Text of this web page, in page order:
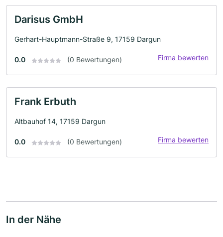
Darisus GmbH
Gerhart-Hauptmann-Straße 9, 17159 Dargun
0.0 (0 Bewertungen) Firma bewerten
Frank Erbuth
Altbauhof 14, 17159 Dargun
0.0 (0 Bewertungen) Firma bewerten
In der Nähe